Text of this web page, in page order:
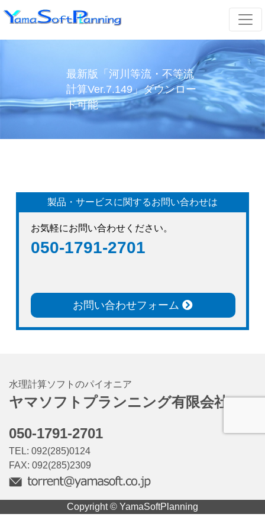
最新版「河川等流・不等流
計算Ver.7.149」ダウンロー
ド可能
製品・サービスに関するお問い合わせは
お気軽にお問い合わせください。
050-1791-2701
お問い合わせフォーム
水理計算ソフトのパイオニア
ヤマソフトプランニング有限会社
050-1791-2701
TEL: 092(285)0124
FAX: 092(285)2309
Copyright © YamaSoftPlanning